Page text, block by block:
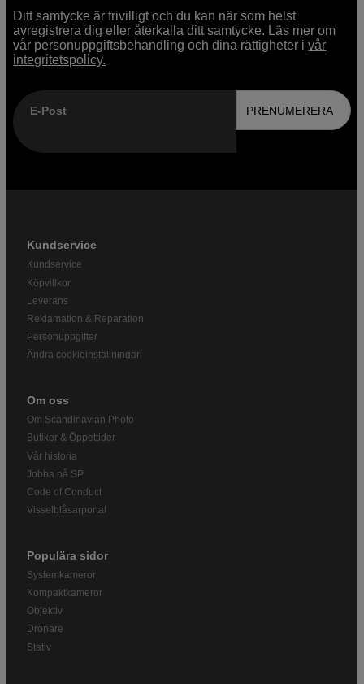
Ditt samtycke är frivilligt och du kan när som helst
avregistrera dig eller återkalla ditt samtycke. Läs mer om
vår personuppgiftsbehandling och dina rättigheter ivår
integritetspolicy.
E-Post PRENUMERERA
Kundservice
Kundservice
Köpvillkor
Leverans
Reklamation & Reparation
Personuppgifter
Ändra cookieinställningar
Om oss
Om Scandinavian Photo
Butiker & Öppettider
Vår historia
Jobba på SP
Code of Conduct
Visselblåsarportal
Populära sidor
Systemkameror
Kompaktkameror
Objektiv
Drönare
Stativ